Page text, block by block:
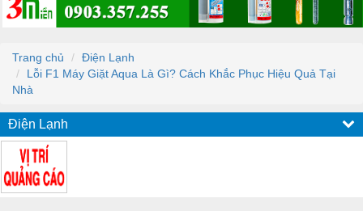
Trang chủ
Điện Lạnh
Lỗi F1 Máy Giặt Aqua Là Gì? Cách Khắc Phục Hiệu Quả Tại
Nhà
Điện Lạnh